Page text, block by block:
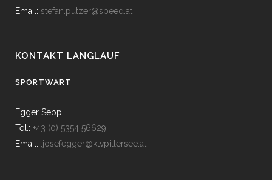
Email: stefan.putzer@speed.at
KONTAKT LANGLAUF
SPORTWART
Egger Sepp
Tel.: +43 (0) 5354 56629
Email: :josefegger@ktvpillersee.at